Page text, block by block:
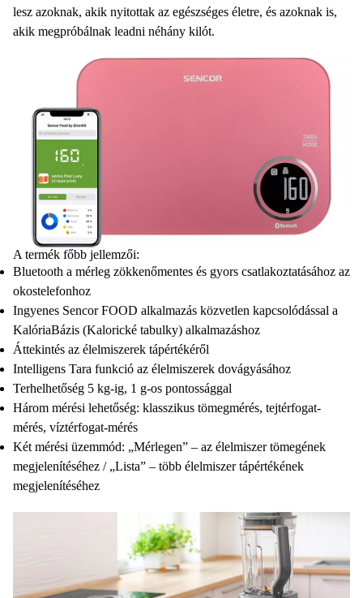
lesz azoknak, akik nyitottak az egészséges életre, és azoknak is,
akik megpróbálnak leadni néhány kilót.
A termék főbb jellemzői:
Bluetooth a mérleg zökkenőmentes és gyors csatlakoztatásához az
okostelefonhoz
Ingyenes Sencor FOOD alkalmazás közvetlen kapcsolódással a
KalóriaBázis (Kalorické tabulky) alkalmazáshoz
Áttekintés az élelmiszerek tápértékéről
Intelligens Tara funkció az élelmiszerek dovágyásához
Terhelhetőség 5 kg-ig, 1 g-os pontossággal
Három mérési lehetőség: klasszikus tömegmérés, tejtérfogat-
mérés, víztérfogat-mérés
Két mérési üzemmód: „Mérlegen” – az élelmiszer tömegének
megjelenítéséhez / „Lista” – több élelmiszer tápértékének
megjelenítéséhez